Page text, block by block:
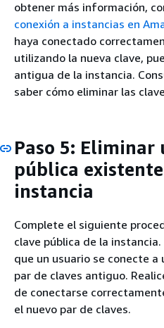
obtener más información,
conexión a instancias en
haya conectado
utilizando la nueva clave,
antigua de la instancia.
saber cómo eliminar las
Paso 5: Eliminar
pública
instancia
Complete el siguiente
clave pública de la
que un usuario se conecte
par de claves antiguo.
de conectarse
el nuevo par de claves.